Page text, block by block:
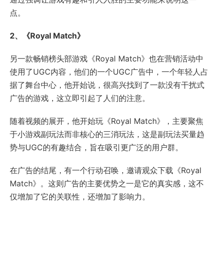
点。
2、《Royal Match》
另一款畅销榜头部游戏《Royal Match》也在营销活动中
使用了UGC内容，他们的一个UGC广告中，一个年轻人占
据了舞台中心，他开始说，很高兴找到了一款没有干扰式
广告的游戏，这立即引起了人们的注意。
随着视频的展开，他开始玩《Royal Match》，主要聚焦
于小游戏副玩法而非核心的三消玩法，这是副玩法买量趋
势与UGC的有趣结合，旨在吸引更广泛的用户群。
在广告的结尾，有一个行动召唤，邀请观众下载《Royal
Match》。这则广告的主要优势之一是它的真实感，这不
仅增加了它的关联性，还增加了影响力。